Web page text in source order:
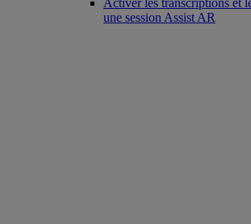
une session Assist AR